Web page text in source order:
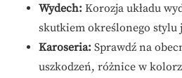
Wydech: Korozja układu
skutkiem określonego stylu
Karoseria: Sprawdź na
uszkodzeń, różnice w